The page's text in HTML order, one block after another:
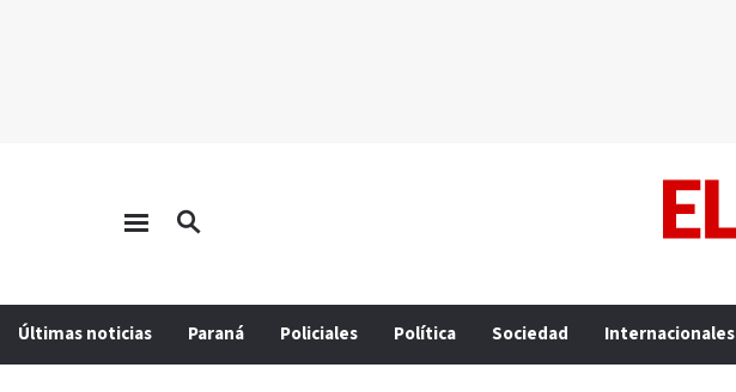
Últimas noticias Paraná Policiales Política Sociedad Internacionales